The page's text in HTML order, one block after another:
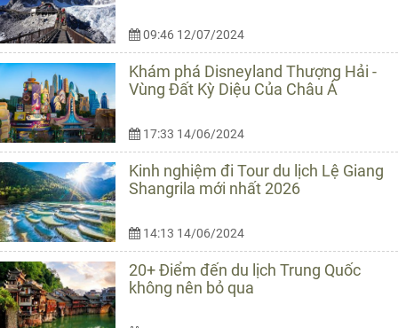
09:46 12/07/2024
Khám phá Disneyland Thượng Hải -
Vùng Đất Kỳ Diệu Của Châu Á
17:33 14/06/2024
Kinh nghiệm đi Tour du lịch Lệ Giang
Shangrila mới nhất 2026
14:13 14/06/2024
20+ Điểm đến du lịch Trung Quốc
không nên bỏ qua